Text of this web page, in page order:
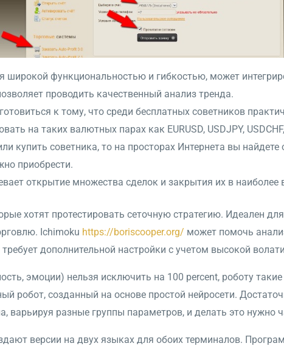
широкой функциональностью и гибкостью, может
проводить качественный анализ тренда.
к тому, что среди бесплатных советников
на таких валютных парах как EURUSD, USDJPY, USDCHF,
купить советника, то на просторах Интернета вы
приобрести.
открытие множества сделок и закрытия их в
хотят протестировать сеточную стратегию. Идеален
Ichimoku https://boriscooper.org/ может помочь
дополнительной настройки с учетом высокой
эмоции) нельзя исключить на 100 percent, роботу
робот, созданный на основе простой нейросети.
варьируя разные группы параметров, и делать это нужно
версии на двух языках для обоих терминалов.